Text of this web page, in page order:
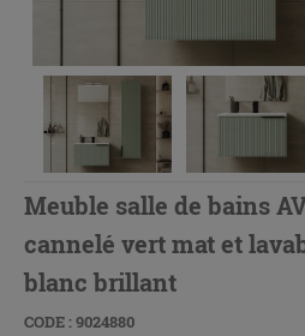
Meuble salle de bains
cannelé vert mat et
blanc brillant
CODE : 9024880